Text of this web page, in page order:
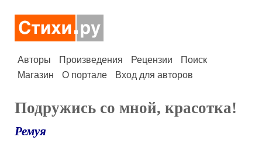
Авторы Произведения Рецензии
Поиск
Магазин
О портале Вход для авторов
Подружись со мной, красотка!
Ремуя